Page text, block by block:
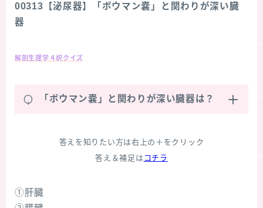
00313【泌尿器】「ボウマン嚢」と関わりが深い臓
器
解剖生理学４択クイズ
Q 「ボウマン嚢」と関わりが深い臓器は？
答えを知りたい方は右上の＋をクリック
答え＆補足は コチラ
①肝臓